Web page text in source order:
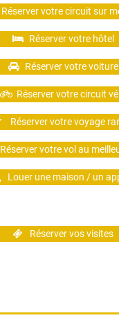
Réserver votre circuit sur
Réserver votre hôtel
Réserver votre voiture
Réserver votre circuit
Réserver votre voyage
Réserver votre vol au
Louer une maison / un
Réserver vos visites